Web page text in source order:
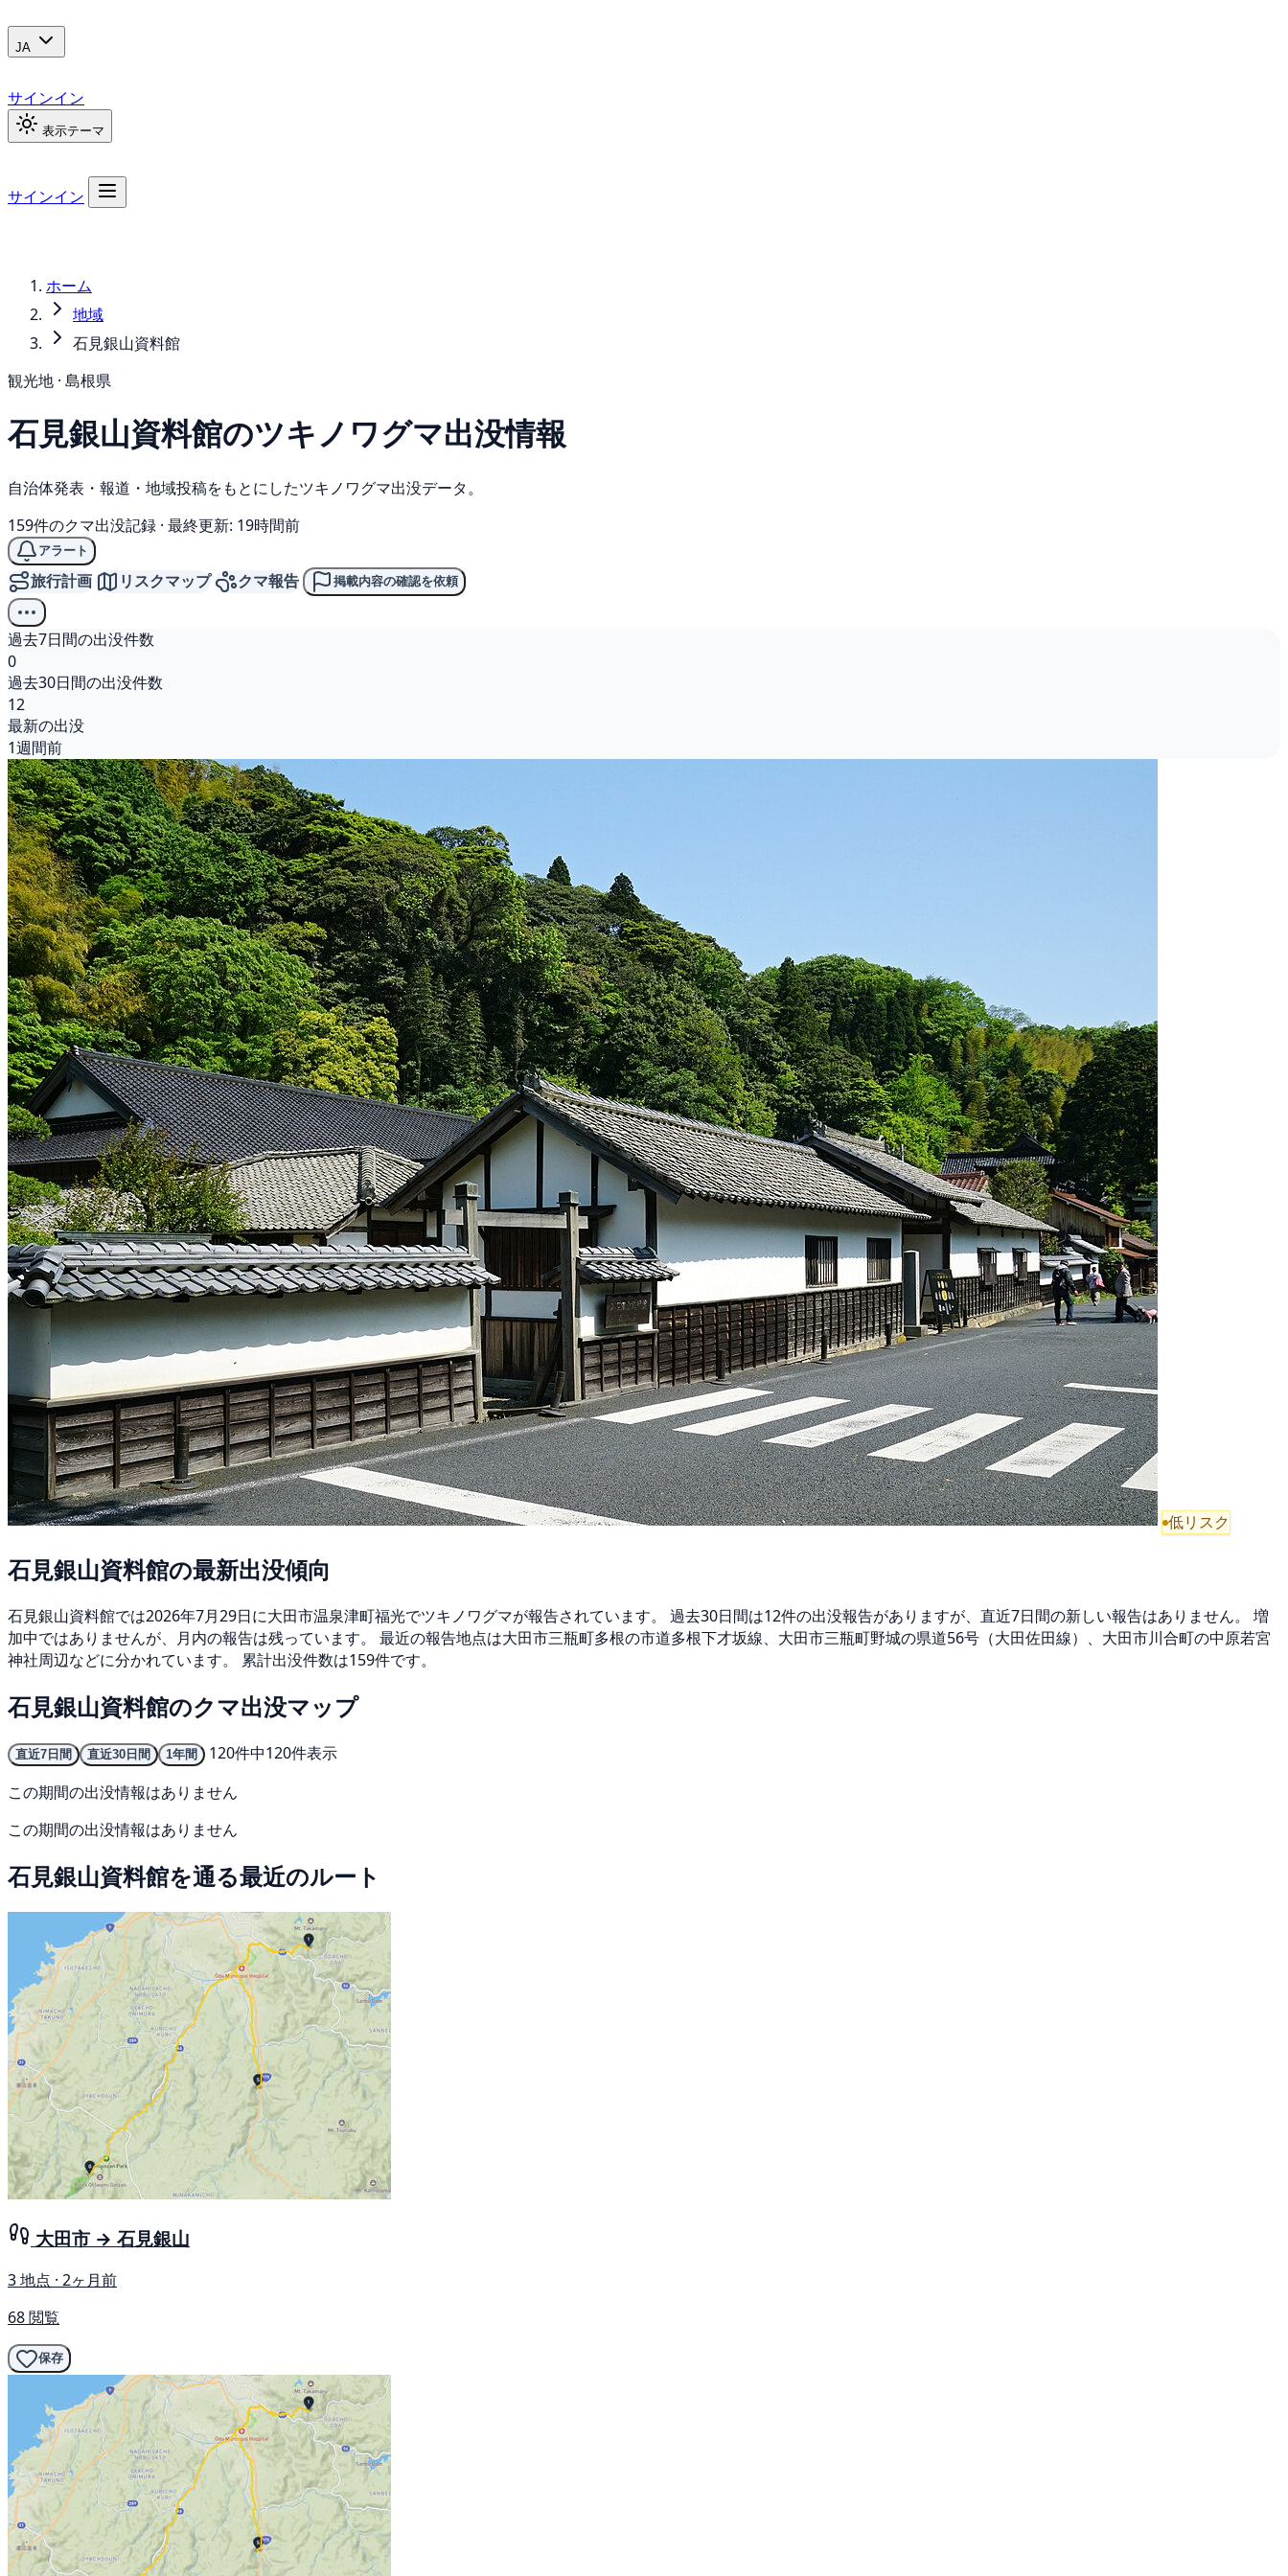
JA
サインイン
表示テーマ
サインイン
ホーム
地域
石見銀山資料館
観光地 · 島根県
石見銀山資料館のツキノワグマ出没情報
自治体発表・報道・地域投稿をもとにしたツキノワグマ出没データ。
159件のクマ出没記録 · 最終更新: 19時間前
アラート
旅行計画 リスクマップ クマ報告 掲載内容の確認を依頼
過去7日間の出没件数
0
過去30日間の出没件数
12
最新の出没
1週間前
低リスク
石見銀山資料館の最新出没傾向
石見銀山資料館では2026年7月29日に大田市温泉津町福光でツキノワグマが報告されています。 過去30日間は12件の出没報告がありますが、直近7日間の新しい報告はありません。 増
加中ではありませんが、月内の報告は残っています。 最近の報告地点は大田市三瓶町多根の市道多根下才坂線、大田市三瓶町野城の県道56号（大田佐田線）、大田市川合町の中原若宮
神社周辺などに分かれています。 累計出没件数は159件です。
石見銀山資料館のクマ出没マップ
直近7日間 直近30日間 1年間
120件中120件表示
この期間の出没情報はありません
この期間の出没情報はありません
石見銀山資料館を通る最近のルート
大田市 → 石見銀山
3 地点 · 2ヶ月前
68 閲覧
保存